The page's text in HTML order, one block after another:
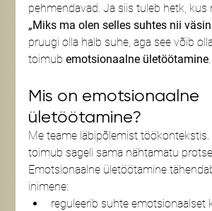
pehmendavad. Ja siis tuleb hetk, kus
„Miks ma olen selles suhtes nii
pruugi olla halb suhe, aga see võib
toimub emotsionaalne ületöötamine
Mis on emotsionaalne
ületöötamine?
Me teame läbipõlemist töökontekstis.
toimub sageli sama nähtamatu
Emotsionaalne ületöötamine
inimene:
reguleerib suhte emotsionaalset